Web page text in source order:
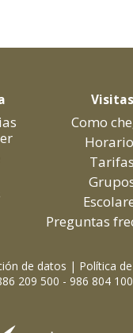
Visitas
Como
Tarifas
Preguntas
de datos | Política
209 500 - 986 804